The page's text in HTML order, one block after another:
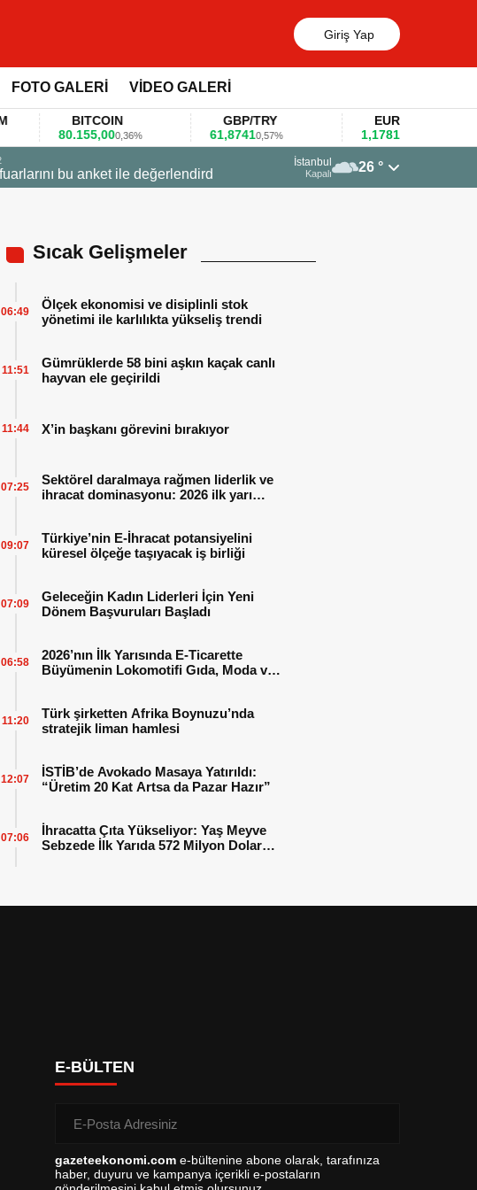
Giriş Yap
FOTO GALERİ VİDEO GALERİ
BITCOIN
80.155,000,36%
GBP/TRY
61,87410,57%
EUR/USD
1,17810,47%
13 Mart 2026 - 06:55
Huawei KOBİ’ler için yapay zekâ
İstanbul
Kapalı 26 °
Sıcak Gelişmeler
Ölçek ekonomisi ve disiplinli stok
yönetimi ile karlılıkta yükseliş trendi
06:49
Gümrüklerde 58 bini aşkın kaçak canlı
hayvan ele geçirildi
11:51
X’in başkanı görevini bırakıyor
11:44
Sektörel daralmaya rağmen liderlik ve
ihracat dominasyonu: 2026 ilk yarı
07:25
Türkiye’nin E-İhracat potansiyelini
küresel ölçeğe taşıyacak iş birliği
09:07
Geleceğin Kadın Liderleri İçin Yeni
Dönem Başvuruları Başladı
07:09
2026’nın İlk Yarısında E-Ticarette
Büyümenin Lokomotifi Gıda, Moda ve
06:58
Türk şirketten Afrika Boynuzu’nda
stratejik liman hamlesi
11:20
İSTİB’de Avokado Masaya Yatırıldı:
“Üretim 20 Kat Artsa da Pazar Hazır”
12:07
İhracatta Çıta Yükseliyor: Yaş Meyve
Sebzede İlk Yarıda 572 Milyon Dolar
07:06
E-BÜLTEN
gazeteekonomi.com e-bültenine abone olarak, tarafınıza
haber, duyuru ve kampanya içerikli e-postaların